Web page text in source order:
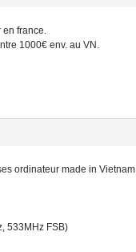
france.
1000€ env. au VN.
ordinateur made in Vietnam
533MHz FSB)